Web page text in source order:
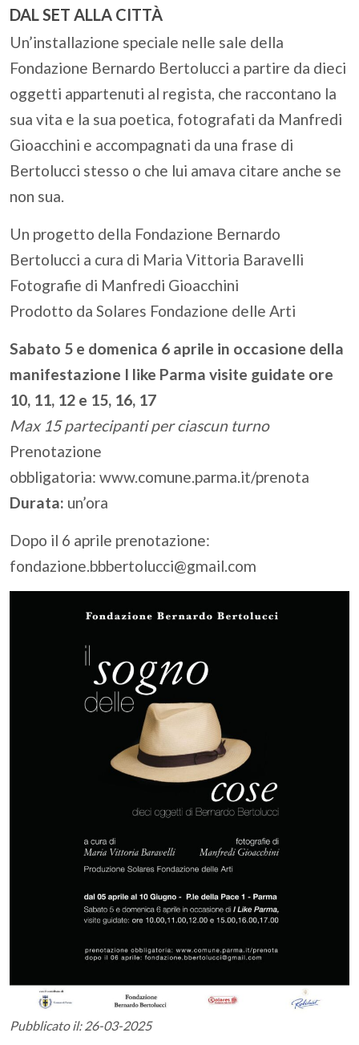
DAL SET ALLA CITTÀ
Un’installazione speciale nelle sale della
Fondazione Bernardo Bertolucci a partire da dieci
oggetti appartenuti al regista, che raccontano la
sua vita e la sua poetica, fotografati da Manfredi
Gioacchini e accompagnati da una frase di
Bertolucci stesso o che lui amava citare anche se
non sua.
Un progetto della Fondazione Bernardo
Bertolucci a cura di Maria Vittoria Baravelli
Fotografie di Manfredi Gioacchini
Prodotto da Solares Fondazione delle Arti
Sabato 5 e domenica 6 aprile in occasione della
manifestazione I like Parma visite guidate ore
10, 11, 12 e 15, 16, 17
Max 15 partecipanti per ciascun turno
Prenotazione
obbligatoria: www.comune.parma.it/prenota
Durata: un’ora
Dopo il 6 aprile prenotazione:
fondazione.bbbertolucci@gmail.com
Pubblicato il: 26-03-2025